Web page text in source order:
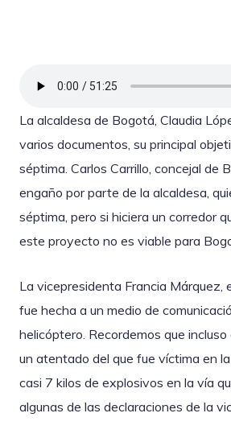
La alcaldesa de Bogotá, Claudia
varios documentos, su principal
séptima. Carlos Carrillo, concejal de
engaño por parte de la alcaldesa,
séptima, pero si hiciera un corredor
este proyecto no es viable para
La vicepresidenta Francia Márquez,
fue hecha a un medio de
helicóptero. Recordemos que
un atentado del que fue víctima en
casi 7 kilos de explosivos en la vía
algunas de las declaraciones de la